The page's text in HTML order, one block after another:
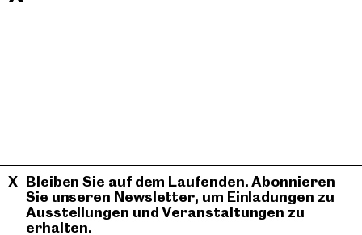
Bleiben Sie auf dem Laufenden. Abonnieren
Sie unseren Newsletter, um Einladungen zu
Ausstellungen und Veranstaltungen zu
erhalten.